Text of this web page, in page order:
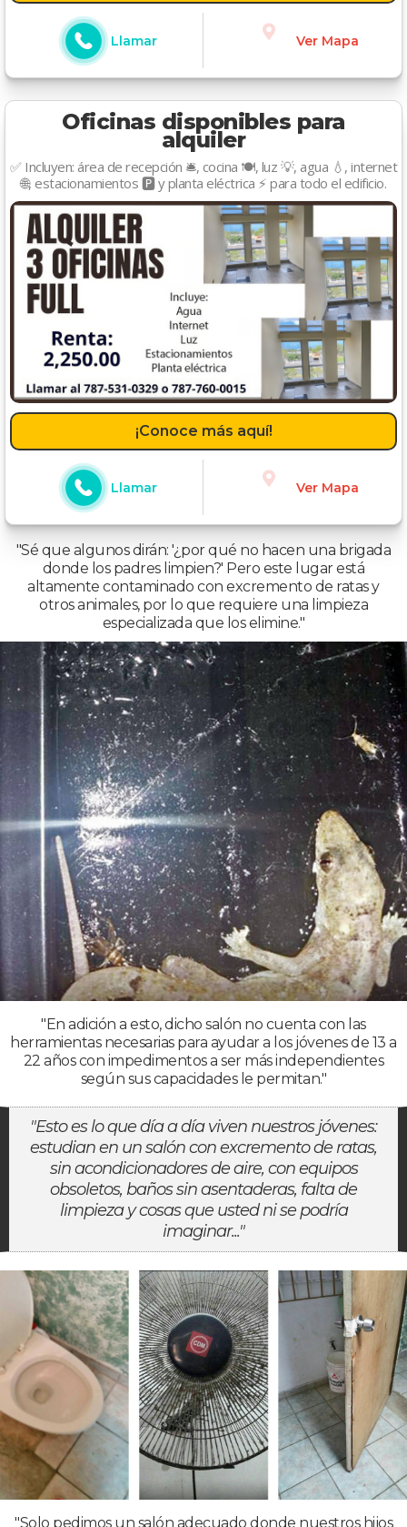
Llamar Ver Mapa
Oficinas disponibles para
alquiler
✅ Incluyen: área de recepción 🛎️, cocina 🍽️, luz 💡, agua 💧, internet
🌐, estacionamientos 🅿️ y planta eléctrica ⚡ para todo el edificio.
¡Conoce más aquí!
Llamar Ver Mapa
"Sé que algunos dirán: '¿por qué no hacen una brigada
donde los padres limpien?' Pero este lugar está
altamente contaminado con excremento de ratas y
otros animales, por lo que requiere una limpieza
especializada que los elimine."
"En adición a esto, dicho salón no cuenta con las
herramientas necesarias para ayudar a los jóvenes de 13 a
22 años con impedimentos a ser más independientes
según sus capacidades le permitan."
"Esto es lo que día a día viven nuestros jóvenes:
estudian en un salón con excremento de ratas,
sin acondicionadores de aire, con equipos
obsoletos, baños sin asentaderas, falta de
limpieza y cosas que usted ni se podría
imaginar..."
"Solo pedimos un salón adecuado donde nuestros hijos